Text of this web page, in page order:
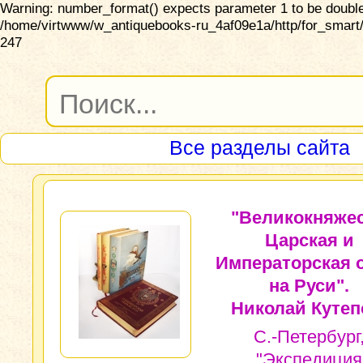
Warning: number_format() expects parameter 1 to be
/home/virtwww/w_antiquebooks-ru_4af09e1a/http/
247
Все разделы сайта
Царская и
Императорская
на Руси".
Николай
С.-